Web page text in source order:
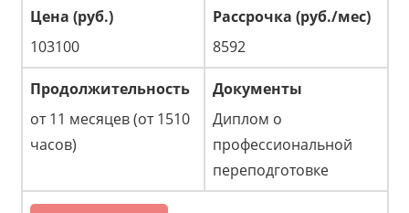
103100 8592
от 11 месяцев (от 1510
часов)
Диплом о
профессиональной
переподготовке